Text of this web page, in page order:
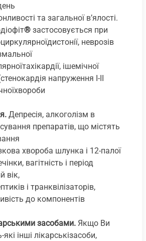
та загальної в’ялості.
® застосовується при
неврозів
ішемічної
напруження І-ІІ
Депресія, алкоголізм в
препаратів, що містять
хвороба шлунка і 12-палої
вагітність і період
вік,
і транквілізаторів,
до компонентів
засобами. Якщо Ви
інші лікарськізасоби,